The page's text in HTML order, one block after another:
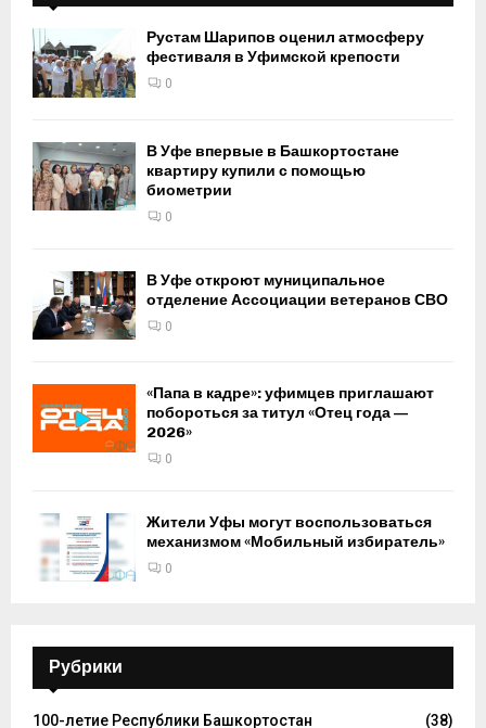
Рустам Шарипов оценил атмосферу
фестиваля в Уфимской крепости
0
В Уфе впервые в Башкортостане
квартиру купили с помощью
биометрии
0
В Уфе откроют муниципальное
отделение Ассоциации ветеранов СВО
0
«Папа в кадре»: уфимцев приглашают
побороться за титул «Отец года —
2026»
0
Жители Уфы могут воспользоваться
механизмом «Мобильный избиратель»
0
Рубрики
100-летие Республики Башкортостан (38)